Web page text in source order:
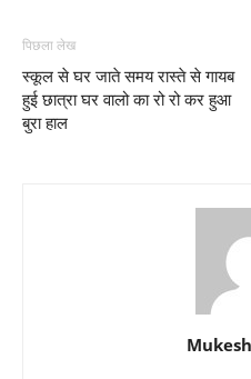
पिछला लेख
स्कूल से घर जाते समय रास्ते से गायब
हुई छात्रा घर वालो का रो रो कर हुआ
बुरा हाल